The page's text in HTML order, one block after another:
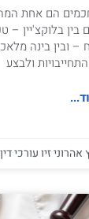
בין בלוקצ'יין –
ולבצע
זיו עורכי דין